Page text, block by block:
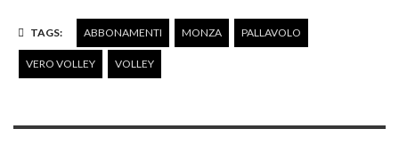
TAGS: ABBONAMENTI MONZA PALLAVOLO
VERO VOLLEY VOLLEY